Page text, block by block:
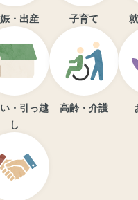
・出産 子育て
・引っ越
し
高齢・介護